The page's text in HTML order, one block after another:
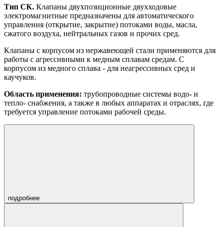
Тип СК. Клапаны двухпозиционные двухходовые
электромагнитные предназначены для автоматического
управления (открытие, закрытие) потоками воды, масла,
сжатого воздуха, нейтральных газов и прочих сред.
Клапаны с корпусом из нержавеющей стали применяются для
работы с агрессивными к медным сплавам средам. С
корпусом из медного сплава - для неагрессивных сред и
каучуков.
Область применения: трубопроводные системы водо- и
тепло- снабжения, а также в любых аппаратах и отраслях, где
требуется управление потоками рабочей среды.
подробнее